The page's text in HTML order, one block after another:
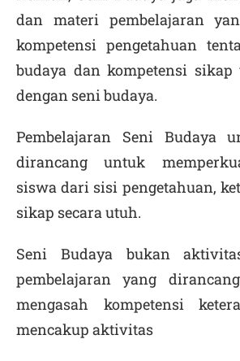
dan materi pembelajaran
kompetensi pengetahuan
budaya dan kompetensi
dengan seni budaya.
Pembelajaran Seni Budaya
dirancang untuk
siswa dari sisi pengetahuan,
sikap secara utuh.
Seni Budaya bukan
pembelajaran yang
mengasah kompetensi
mencakup aktivitas